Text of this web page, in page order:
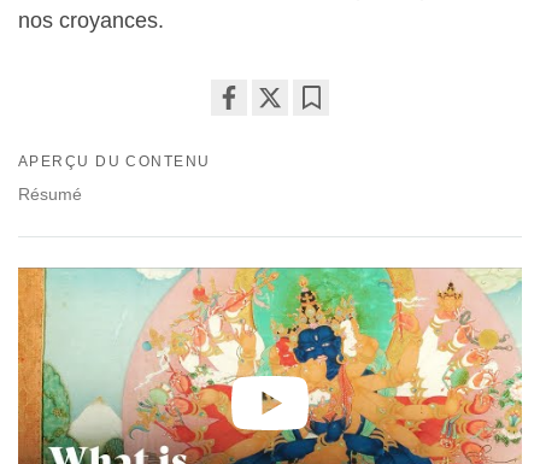
nos croyances.
APERÇU DU CONTENU
Résumé